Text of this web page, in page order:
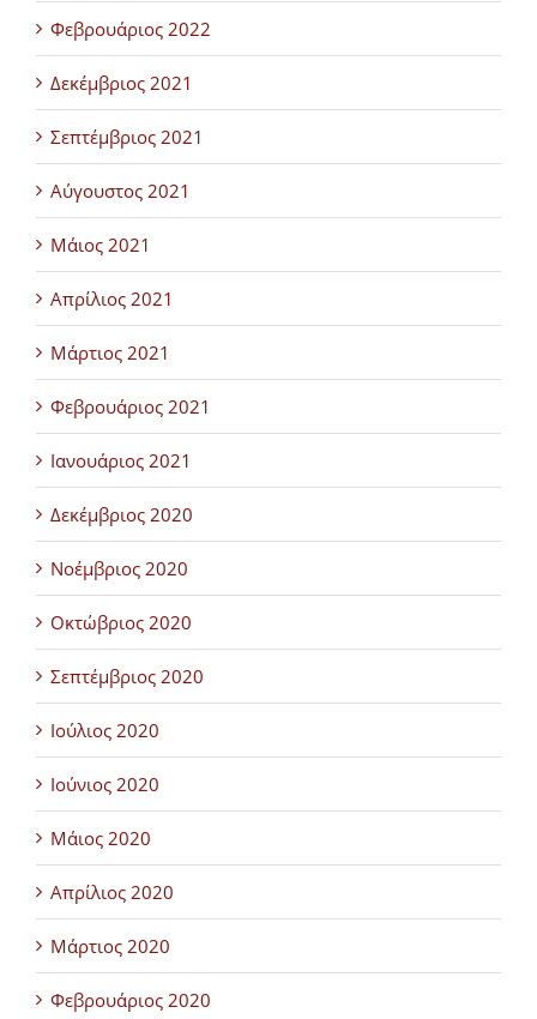
Φεβρουάριος 2022
Δεκέμβριος 2021
Σεπτέμβριος 2021
Αύγουστος 2021
Μάιος 2021
Απρίλιος 2021
Μάρτιος 2021
Φεβρουάριος 2021
Ιανουάριος 2021
Δεκέμβριος 2020
Νοέμβριος 2020
Οκτώβριος 2020
Σεπτέμβριος 2020
Ιούλιος 2020
Ιούνιος 2020
Μάιος 2020
Απρίλιος 2020
Μάρτιος 2020
Φεβρουάριος 2020